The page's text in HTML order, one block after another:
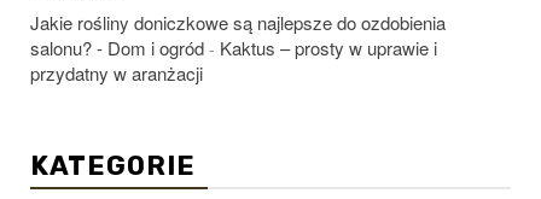
Jakie rośliny doniczkowe są najlepsze do ozdobienia
salonu? - Dom i ogród - Kaktus – prosty w uprawie i
przydatny w aranżacji
KATEGORIE